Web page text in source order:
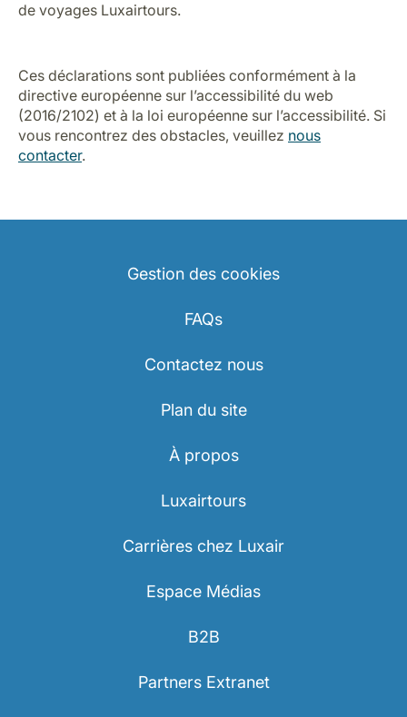
de voyages Luxairtours.
Ces déclarations sont publiées conformément à la
directive européenne sur l’accessibilité du web
(2016/2102) et à la loi européenne sur l’accessibilité. Si
vous rencontrez des obstacles, veuillez nous
contacter.
Gestion des cookies
FAQs
Contactez nous
Plan du site
À propos
Luxairtours
Carrières chez Luxair
Espace Médias
B2B
Partners Extranet